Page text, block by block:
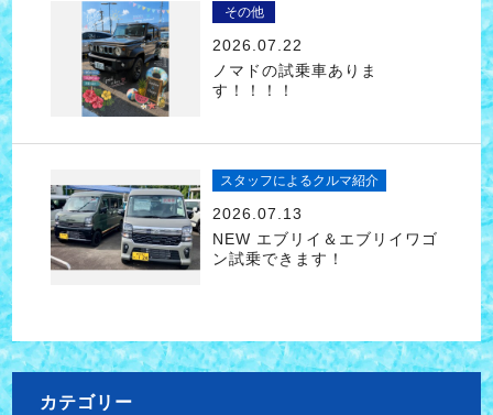
その他
2026.07.22
ノマドの試乗車ありま
す！！！！
スタッフによるクルマ紹介
2026.07.13
NEW エブリイ＆エブリイワゴ
ン試乗できます！
カテゴリー